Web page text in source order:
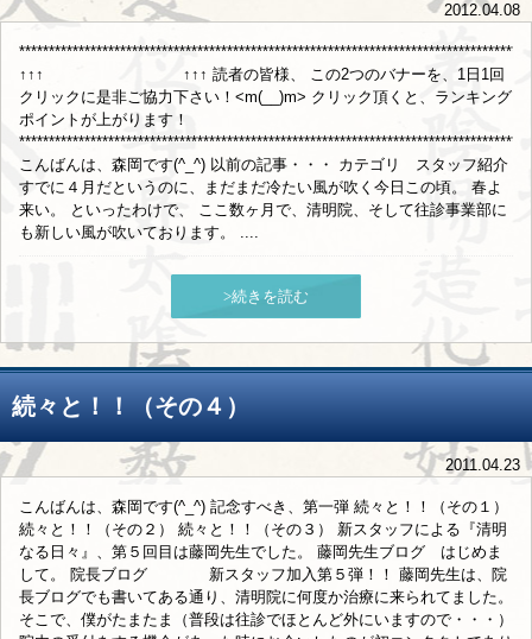
2012.04.08
↑↑↑ ↑↑↑ 読者の皆様、 この2つのバナーを、1日1回
クリックに是非ご協力下さい！<m(__)m> クリック頂くと、ランキング
ポイントが上がります！
こんばんは、森岡です(^_^) 以前の記事・・・ カテゴリ スタッフ紹介
すでに４月だというのに、まだまだ冷たい風が吹く今日この頃。 春よ
来い。 といったわけで、 ここ数ヶ月で、清明院、そして往診事業部に
も新しい風が吹いております。 ....
>続きを読む
続々と！！（その４）
2011.04.23
こんばんは、森岡です(^_^) 記念すべき、第一弾 続々と！！（その１）
続々と！！（その２） 続々と！！（その３） 新スタッフによる『清明
なる日々』、第５回目は藤岡先生でした。 藤岡先生ブログ はじめま
して。 院長ブログ 新スタッフ加入第５弾！！ 藤岡先生は、院
長ブログでも書いてある通り、清明院に何度か治療に来られてました。
そこで、僕がたまたま（普段は往診でほとんど外にいますので・・・）